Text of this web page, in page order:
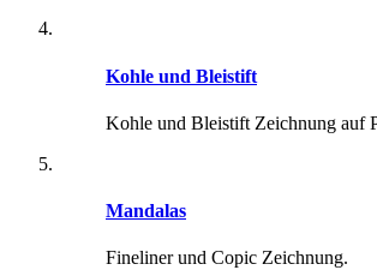
Kohle und Bleistift
Kohle und Bleistift Zeichnung auf
Mandalas
Fineliner und Copic Zeichnung.